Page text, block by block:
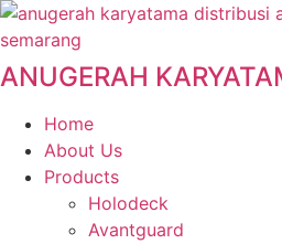
Skip
to
content
ANUGERAH
Home
About Us
Products
Holodeck
Avantguard